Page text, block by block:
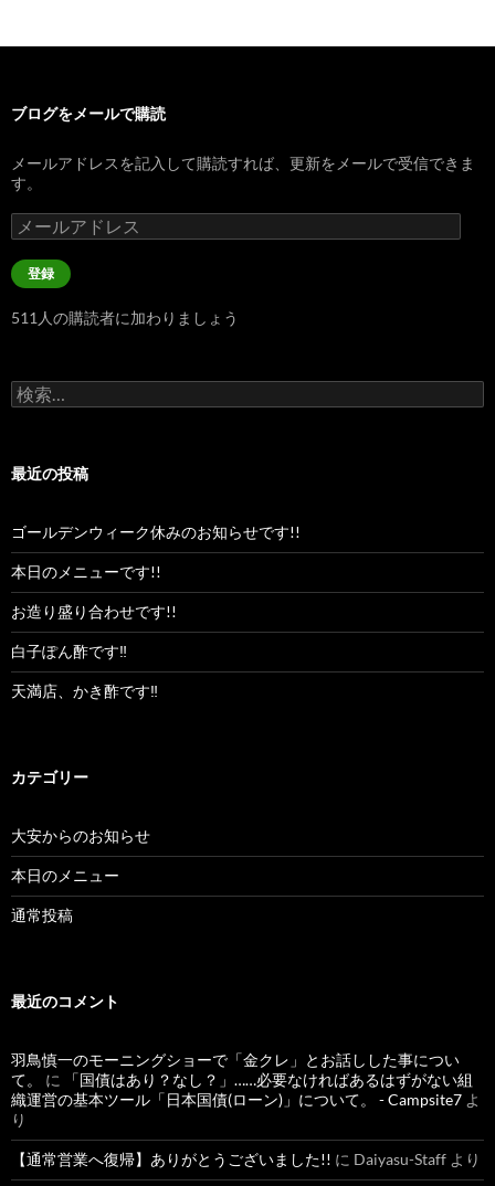
ブログをメールで購読
メールアドレスを記入して購読すれば、更新をメールで受信できま
す。
メ
ー
ル
ア
レ
登録
511人の購読者に加わりましょう
検
索:
最近の投稿
ゴールデンウィーク休みのお知らせです!!
本日のメニューです!!
お造り盛り合わせです!!
白子ぽん酢です‼︎
天満店、かき酢です‼︎
カテゴリー
大安からのお知らせ
本日のメニュー
通常投稿
最近のコメント
羽鳥慎一のモーニングショーで「金クレ」とお話しした事につい
て。
に
「国債はあり？なし？」……必要なければあるはずがない組
織運営の基本ツール「日本国債(ローン)」について。 - Campsite7 よ
り
【通常営業へ復帰】ありがとうございました!! に Daiyasu-Staff より